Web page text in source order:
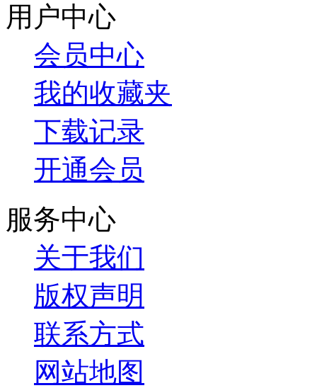
用户中心
会员中心
我的收藏夹
下载记录
开通会员
服务中心
关于我们
版权声明
联系方式
网站地图